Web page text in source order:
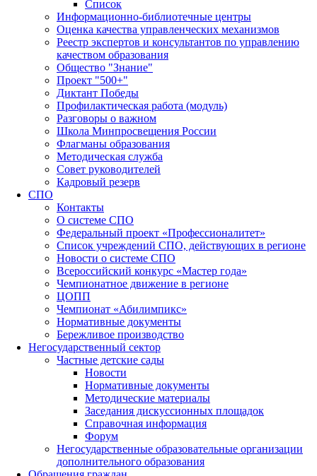
Список
Информационно-библиотечные центры
Оценка качества управленческих механизмов
Реестр экспертов и консультантов по управлению
качеством образования
Общество "Знание"
Проект "500+"
Диктант Победы
Профилактическая работа (модуль)
Разговоры о важном
Школа Минпросвещения России
Флагманы образования
Методическая служба
Совет руководителей
Кадровый резерв
СПО
Контакты
О системе СПО
Федеральный проект «Профессионалитет»
Список учреждений СПО, действующих в регионе
Новости о системе СПО
Всероссийский конкурс «Мастер года»
Чемпионатное движение в регионе
ЦОПП
Чемпионат «Абилимпикс»
Нормативные документы
Бережливое производство
Негосударственный сектор
Частные детские сады
Новости
Нормативные документы
Методические материалы
Заседания дискуссионных площадок
Справочная информация
Форум
Негосударственные образовательные организации
дополнительного образования